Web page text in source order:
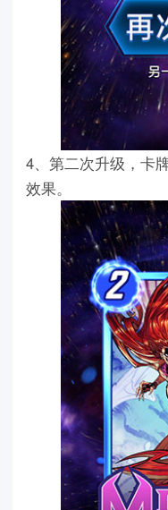
4、第二次升级，卡
效果。